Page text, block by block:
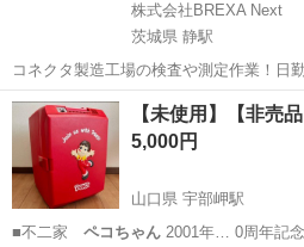
株式会社BREXA Next
茨城県 静駅
コネクタ製造工場の検査や測定作業！日
日128日★クリーンルーム内作業★マイカ
★就業先食堂利用可！日払い制度あり！《茨
工場のお仕事 ◇コネクタ製造工...
茨城 常陸大宮市 静駅 その
【未使用】【非売
5,000円
山口県 宇部岬駅
■不二家 ペコちゃん 2001年… 0周年記